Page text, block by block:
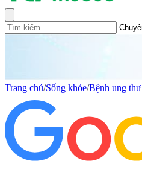
Trang chủ/Sống khỏe/Bệnh ung thư